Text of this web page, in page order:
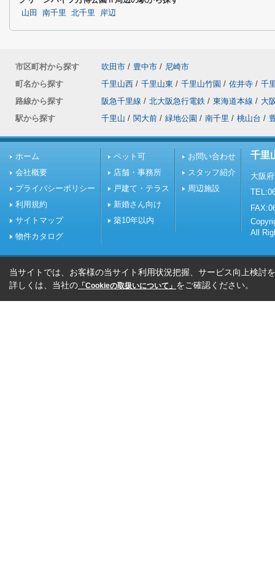
山田 南千里 北千里 岸辺
市区町村から探す 吹田市 / 豊中市 / 尼崎市
町名から探す
千里山西 / 千里山東 / 千里山竹園 / 佐井寺 / 千
路線から探す
阪急千里線 / 北大阪急行電鉄 / 東海道本線 / 大
駅から探す
千里山 / 関大前 / 緑地公園 / 南千里 / 桃山台 /
ホーム
会社概要
プライバシーポリシー
利用規約
サイトマップ
物件カタログ
ペット可
店舗・事務所
戸建て・テラス
新婚さん向け
築10年以内
お問い合わせ
スタッフ紹介
周辺施設
千里
大阪
All
当サイトでは、お客様の当サイト利用状況把握、サービス向上検討
詳しくは、当社の 「Cookieの取扱いについて」 をご確認ください。